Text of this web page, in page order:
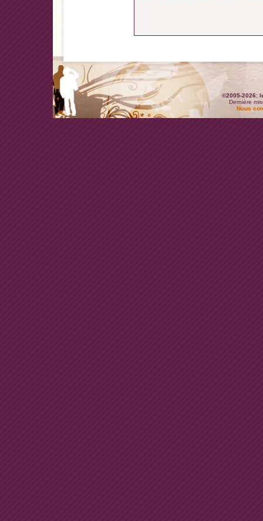
©2005-2026:
Dernière
Nous